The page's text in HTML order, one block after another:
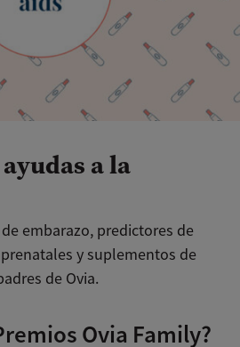
a la
embarazo, predictores de
y suplementos de
de Ovia.
Ovia Family?